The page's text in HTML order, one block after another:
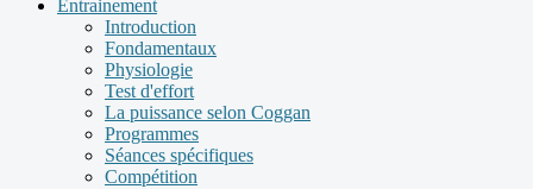
Entrainement
Introduction
Fondamentaux
Physiologie
Test d'effort
La puissance selon Coggan
Programmes
Séances spécifiques
Compétition